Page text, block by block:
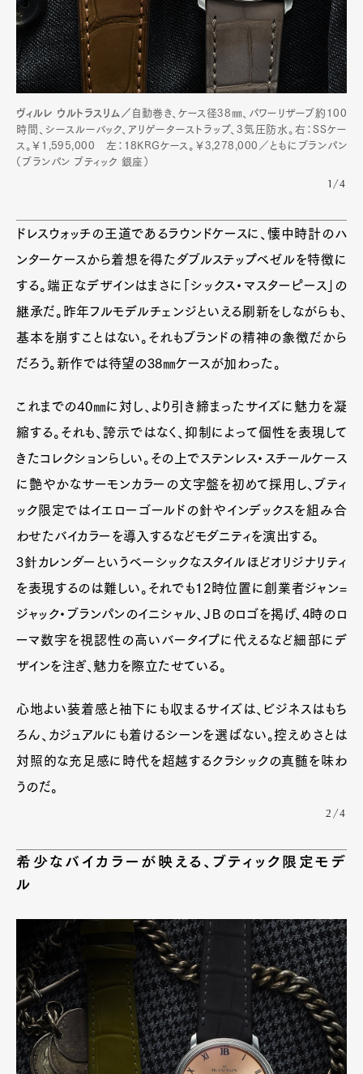
ヴィルレ ウルトラスリム／ 自動巻き、ケース径38㎜、パワーリザーブ約100
時間、シースルーバック、アリゲーターストラップ、3気圧防水。右：SSケー
ス。￥1,595,000 左：18KRGケース。￥3,278,000／ともにブランパン
（ブランパン ブティック 銀座）
1/4
ドレスウォッチの王道であるラウンドケースに、懐中時計のハ
ンターケースから着想を得たダブルステップベゼルを特徴に
する。端正なデザインはまさに「シックス・マスターピース」の
継承だ。昨年フルモデルチェンジといえる刷新をしながらも、
基本を崩すことはない。それもブランドの精神の象徴だから
だろう。新作では待望の38㎜ケースが加わった。
これまでの40㎜に対し、より引き締まったサイズに魅力を凝
縮する。それも、誇示ではなく、抑制によって個性を表現して
きたコレクションらしい。その上でステンレス・スチールケース
に艶やかなサーモンカラーの文字盤を初めて採用し、ブティ
ック限定ではイエローゴールドの針やインデックスを組み合
わせたバイカラーを導入するなどモダニティを演出する。
3針カレンダーというベーシックなスタイルほどオリジナリティ
を表現するのは難しい。それでも12時位置に創業者ジャン=
ジャック・ブランパンのイニシャル、ＪＢのロゴを掲げ、4時のロ
ーマ数字を視認性の高いバータイプに代えるなど細部にデ
ザインを注ぎ、魅力を際立たせている。
心地よい装着感と袖下にも収まるサイズは、ビジネスはもち
ろん、カジュアルにも着けるシーンを選ばない。控えめさとは
対照的な充足感に時代を超越するクラシックの真髄を味わ
うのだ。
2/4
希少なバイカラーが映える、ブティック限定モデ
ル